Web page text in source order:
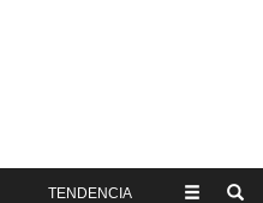
TENDENCIA